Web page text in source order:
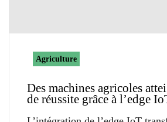
Agriculture
Des machines agricoles
de réussite grâce à l’edge